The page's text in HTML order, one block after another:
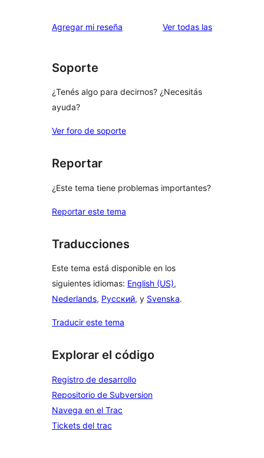
Agregar mi reseña Ver todas lasreseñas
Soporte
¿Tenés algo para decirnos? ¿Necesitás
ayuda?
Ver foro de soporte
Reportar
¿Este tema tiene problemas importantes?
Reportar este tema
Traducciones
Este tema está disponible en los
siguientes idiomas: English (US),
Nederlands, Русский, y Svenska.
Traducir este tema
Explorar el código
Registro de desarrollo
Repositorio de Subversion
Navega en el Trac
Tickets del trac